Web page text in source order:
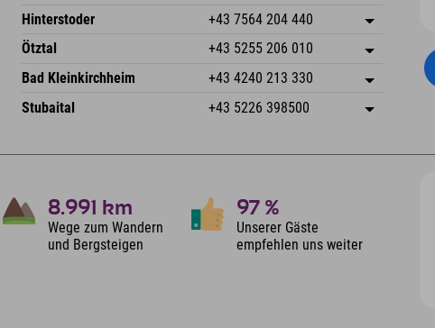
Österreich
Buchen
Schmiedau 2
Österreich
Adresse speichern
Buchen
Hinterstoder +43 7564 204 440
Freizeitpark 10
Österreich
Adresse speichern
Buchen
Ötztal +43 5255 206 010
Gscheat 14
Österreich
Adresse speichern
Buchen
Bad Kleinkirchheim +43 4240 213 330
Dorfstraße 24
Adresse speichern
Mail senden
Stubaital +43 5226 398500
8.991 km
Wege zum Wandern
und Bergsteigen
97 %
Unserer Gäste
empfehlen uns weiter